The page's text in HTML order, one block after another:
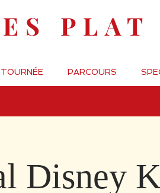
PLAT
PARCOURS
Disney